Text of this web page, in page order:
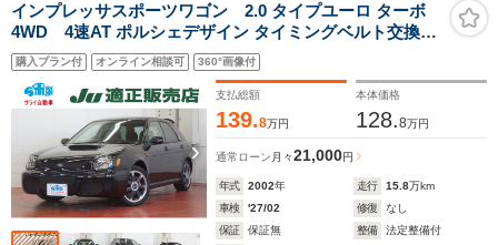
インプレッサスポーツワゴン 2.0 タイプユーロ ターボ
4WD 4速AT ポルシェデザイン タイミングベルト交換済
みエンジンスターター 専用フロント 専用リアスポイラー
純正17AW ドライブレコーダー ETC キーレスキー
購入プラン付 オンライン相談可 360°画像付
支払総額
139.8万円
本体価格
128.8万円
通常ローン 月々21,000円
年式 2002年 走行 15.8万km
車検
'27/02 修復
なし
保証
保証無 整備
法定整備付